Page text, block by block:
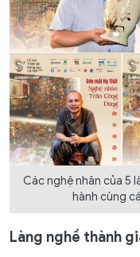
Các nghệ nhân của 5
hành cùng
Làng nghề thành